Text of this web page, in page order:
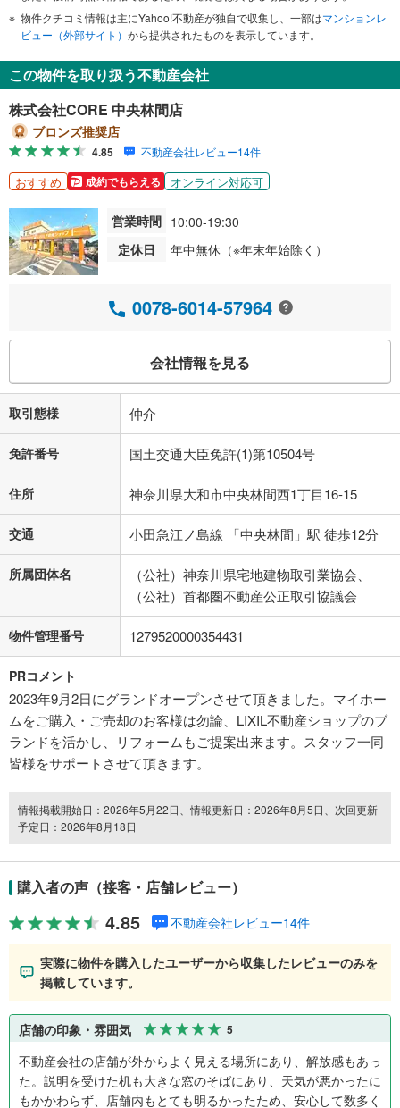
物件クチコミ情報は主にYahoo!不動産が独自で収集し、一部はマンションレ
ビュー（外部サイト） から提供されたものを表示しています。
この物件を取り扱う不動産会社
株式会社CORE 中央林間店
ブロンズ推奨店
4.85 不動産会社レビュー14件
おすすめ 成約でもらえる オンライン対応可
営業時間 10:00-19:30
定休日
年中無休（※年末年始除く）
0078-6014-57964
会社情報を見る
取引態様 仲介
免許番号 国土交通大臣免許(1)第10504号
住所 神奈川県大和市中央林間西1丁目16-15
交通 小田急江ノ島線 「中央林間」駅 徒歩12分
所属団体名
（公社）神奈川県宅地建物取引業協会、
（公社）首都圏不動産公正取引協議会
物件管理番号 1279520000354431
PRコメント
2023年9月2日にグランドオープンさせて頂きました。マイホー
ムをご購入・ご売却のお客様は勿論、LIXIL不動産ショップのブ
ランドを活かし、リフォームもご提案出来ます。スタッフ一同
皆様をサポートさせて頂きます。
情報掲載開始日：2026年5月22日、情報更新日：2026年8月5日、次回更新
予定日：2026年8月18日
購入者の声（接客・店舗レビュー）
4.85 不動産会社レビュー14件
実際に物件を購入したユーザーから収集したレビューのみを
掲載しています。
店舗の印象・雰囲気 5
不動産会社の店舗が外からよく見える場所にあり、解放感もあっ
た。説明を受けた机も大きな窓のそばにあり、天気が悪かったに
もかかわらず、店舗内もとても明るかったため、安心して数多く